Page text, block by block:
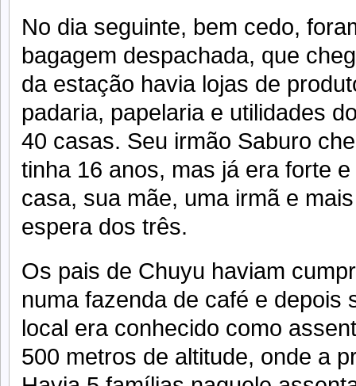
No dia seguinte, bem cedo,
bagagem despachada, que
da estação havia lojas de
padaria, papelaria e utilidades
40 casas. Seu irmão Saburo
tinha 16 anos, mas já era forte
casa, sua mãe, uma irmã e
espera dos três.
Os pais de Chuyu haviam
numa fazenda de café e depois
local era conhecido como
500 metros de altitude, onde a